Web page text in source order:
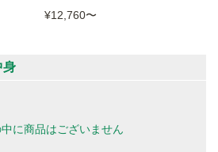
¥12,760〜
身
に商品はございません